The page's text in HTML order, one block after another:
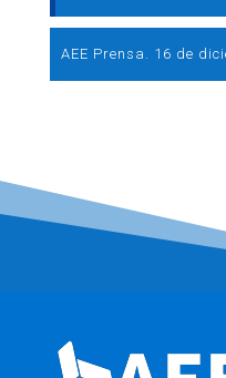
AEE Prensa. 16 de